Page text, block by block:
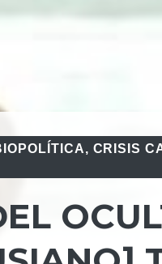
, CRISIS